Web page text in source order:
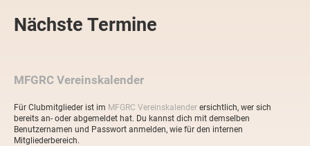
Nächste Termine
MFGRC Vereinskalender
Für Clubmitglieder ist im MFGRC Vereinskalender ersichtlich, wer sich
bereits an- oder abgemeldet hat. Du kannst dich mit demselben
Benutzernamen und Passwort anmelden, wie für den internen
Mitgliederbereich.